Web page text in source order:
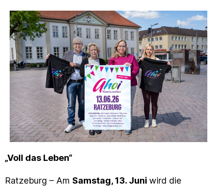
„Voll das Leben“
Ratzeburg – Am Samstag, 13. Juni wird die